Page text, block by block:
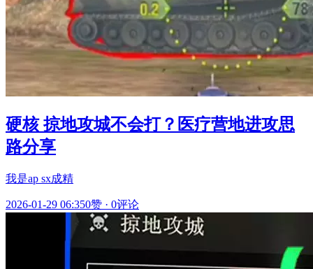
硬核 掠地攻城不会打？医疗营地进攻思
路分享
我是ap sx成精
2026-01-29 06:350赞 · 0评论